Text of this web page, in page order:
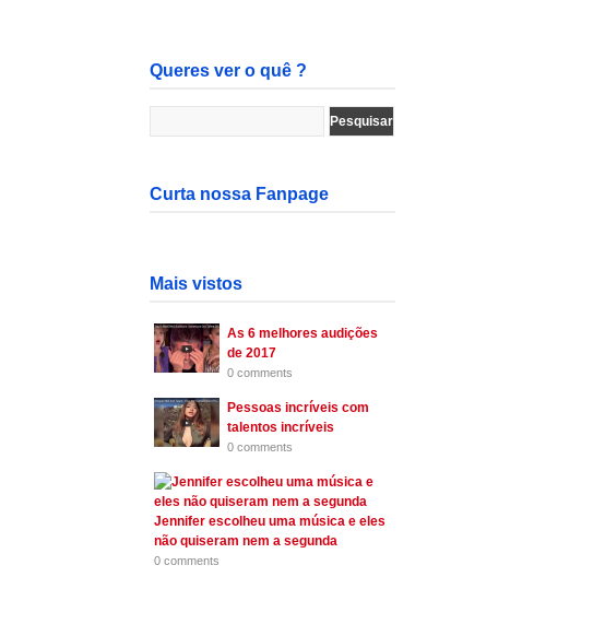
Queres ver o quê ?
Curta nossa Fanpage
Mais vistos
As 6 melhores audições
de 2017
0 comments
Pessoas incríveis com
talentos incríveis
0 comments
Jennifer escolheu uma música e eles
não quiseram nem a segunda
0 comments